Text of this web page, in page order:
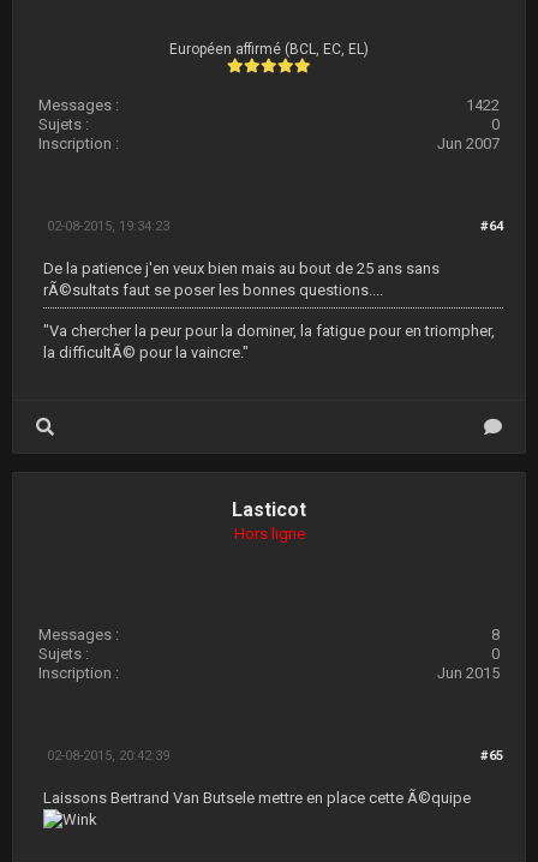
Européen affirmé (BCL, EC, EL)
Messages :
1422
Sujets :
0
Inscription :
Jun 2007
#64
02-08-2015, 19:34:23
De la patience j'en veux bien mais au bout de 25 ans sans
rÃ©sultats faut se poser les bonnes questions....
"Va chercher la peur pour la dominer, la fatigue pour en triompher,
la difficultÃ© pour la vaincre."
Lasticot
Hors ligne
Messages :
8
Sujets :
0
Inscription :
Jun 2015
#65
02-08-2015, 20:42:39
Laissons Bertrand Van Butsele mettre en place cette Ã©quipe